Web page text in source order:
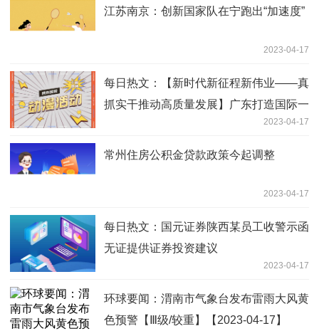
江苏南京：创新国家队在宁跑出“加速度”
2023-04-17
每日热文：【新时代新征程新伟业——真
抓实干推动高质量发展】广东打造国际一
2023-04-17
常州住房公积金贷款政策今起调整
2023-04-17
每日热文：国元证券陕西某员工收警示函
无证提供证券投资建议
2023-04-17
环球要闻：渭南市气象台发布雷雨大风黄
色预警【Ⅲ级/较重】【2023-04-17】